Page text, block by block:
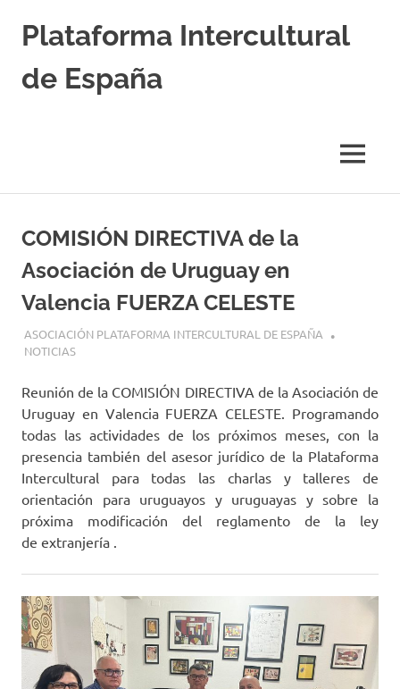
Plataforma Intercultural
de España
MENÚ
COMISIÓN DIRECTIVA de la
Asociación de Uruguay en
Valencia FUERZA CELESTE
16 AGOSTO, 2024
ASOCIACIÓN PLATAFORMA INTERCULTURAL DE ESPAÑA
NOTICIAS
Reunión de la COMISIÓN DIRECTIVA de la Asociación de
Uruguay en Valencia FUERZA CELESTE. Programando
todas las actividades de los próximos meses, con la
presencia también del asesor jurídico de la Plataforma
Intercultural para todas las charlas y talleres de
orientación para uruguayos y uruguayas y sobre la
próxima modificación del reglamento de la ley
de extranjería .